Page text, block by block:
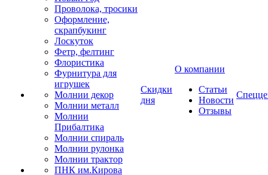
Проволока, тросики
Оформление,
скрапбукинг
Лоскуток
Фетр, фелтинг
Флористика
Фурнитура для
игрушек
Молнии декор
Молнии металл
Молнии
Прибалтика
Молнии спираль
Молнии рулонка
Молнии трактор
ПНК им.Кирова
Скидки
дня
О компании
Статьи
Новости
Отзывы